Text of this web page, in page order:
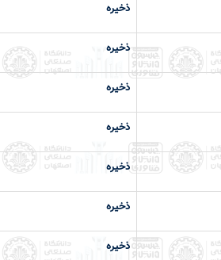
ذخیره
ذخیره
ذخیره
ذخیره
ذخیره
ذخیره
ذخیره